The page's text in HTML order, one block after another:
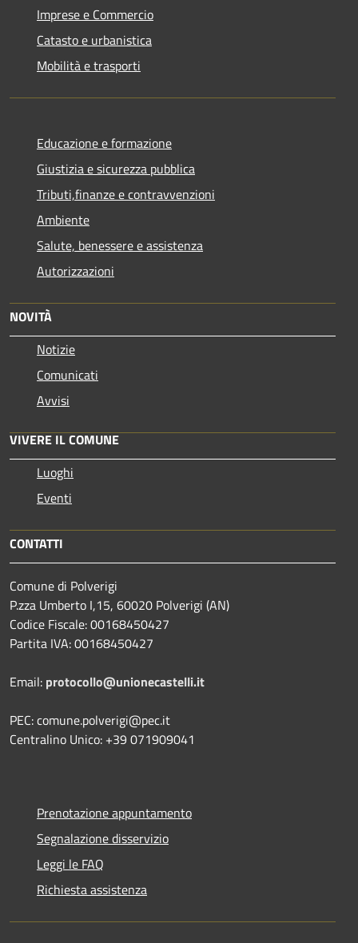
Imprese e Commercio
Catasto e urbanistica
Mobilità e trasporti
Educazione e formazione
Giustizia e sicurezza pubblica
Tributi,finanze e contravvenzioni
Ambiente
Salute, benessere e assistenza
Autorizzazioni
NOVITÀ
Notizie
Comunicati
Avvisi
VIVERE IL COMUNE
Luoghi
Eventi
CONTATTI
Comune di Polverigi
P.zza Umberto I,15, 60020 Polverigi (AN)
Codice Fiscale: 00168450427
Partita IVA: 00168450427
Email: protocollo@unionecastelli.it
PEC: comune.polverigi@pec.it
Centralino Unico: +39 071909041
Prenotazione appuntamento
Segnalazione disservizio
Leggi le FAQ
Richiesta assistenza